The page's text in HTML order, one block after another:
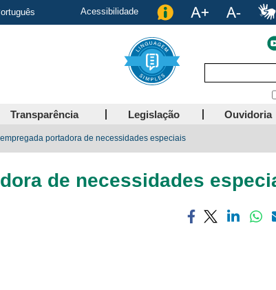
Acessibilidade
Transparência Legislação Ouvidoria
portadora de necessidades especiais
de necessidades